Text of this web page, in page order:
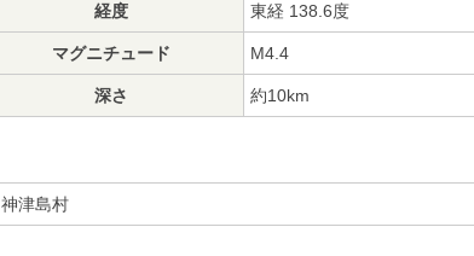
経度 東経 138.6度
マグニチュード M4.4
深さ 約10km
神津島村